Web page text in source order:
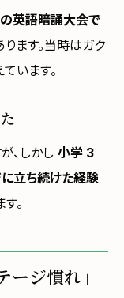
英語暗誦大会で
ます。当時はガク
います。
、しかし 小学 3
立ち続けた経験
。
ジ慣れ」